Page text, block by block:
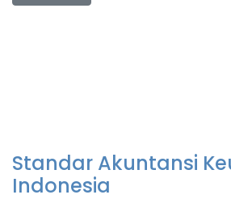
Standar Akuntansi
Indonesia